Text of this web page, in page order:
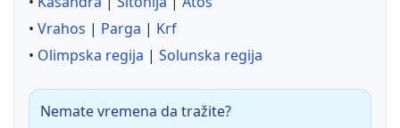
• Vrahos | Parga | Krf
• Olimpska regija | Solunska regija
Nemate vremena da tražite?